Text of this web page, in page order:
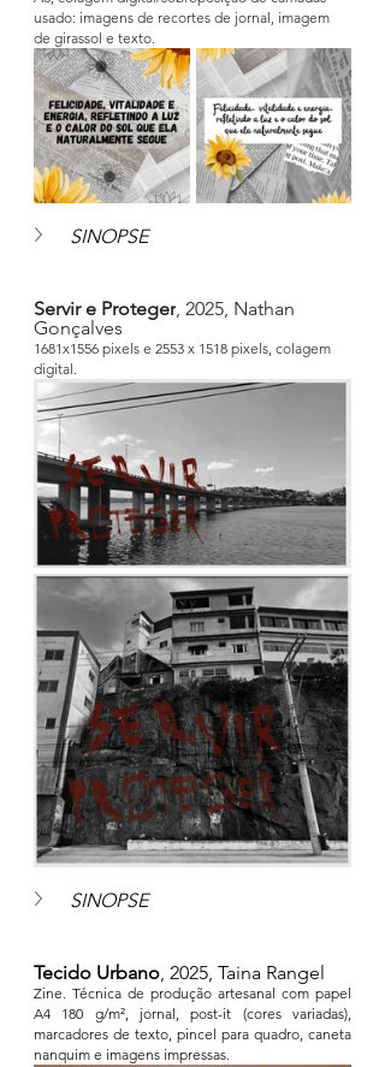
usado: imagens de recortes de jornal, imagem
de girassol e texto.
SINOPSE
Servir e Proteger, 2025, Nathan
Gonçalves
1681x1556 pixels e 2553 x 1518 pixels, colagem
digital.
SINOPSE
Tecido Urbano, 2025, Taina Rangel
Zine. Técnica de produção artesanal com papel
A4 180 g/m², jornal, post-it (cores variadas),
marcadores de texto, pincel para quadro, caneta
nanquim e imagens impressas.